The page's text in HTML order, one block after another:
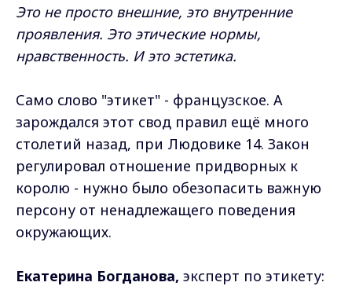
Это не просто внешние, это внутренние
проявления. Это этические нормы,
нравственность. И это эстетика.
Само слово "этикет" - французское. А
зарождался этот свод правил ещё много
столетий назад, при Людовике 14. Закон
регулировал отношение придворных к
королю - нужно было обезопасить важную
персону от ненадлежащего поведения
окружающих.
Екатерина Богданова, эксперт по этикету: